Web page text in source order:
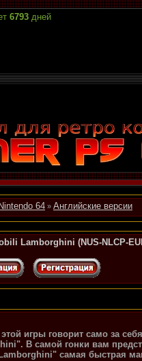
6793 дней
Nintendo 64 » Английские версии
Lamborghini (NUS-NLCP-
этой игры говорит само за
В самой гонки вам
самая быстрая